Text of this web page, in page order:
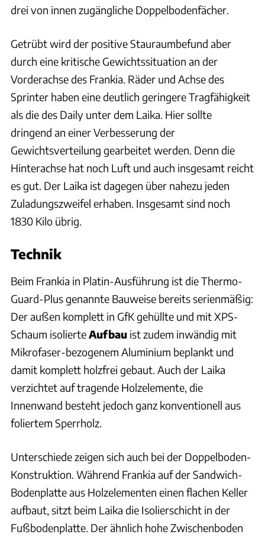
drei von innen zugängliche Doppelbodenfächer.
Getrübt wird der positive Stauraumbefund aber
durch eine kritische Gewichtssituation an der
Vorderachse des Frankia. Räder und Achse des
Sprinter haben eine deutlich geringere Tragfähigkeit
als die des Daily unter dem Laika. Hier sollte
dringend an einer Verbesserung der
Gewichtsverteilung gearbeitet werden. Denn die
Hinterachse hat noch Luft und auch insgesamt reicht
es gut. Der Laika ist dagegen über nahezu jeden
Zuladungszweifel erhaben. Insgesamt sind noch
1830 Kilo übrig.
Technik
Beim Frankia in Platin-Ausführung ist die Thermo-
Guard-Plus genannte Bauweise bereits serienmäßig:
Der außen komplett in GfK gehüllte und mit XPS-
Schaum isolierteAufbau ist zudem inwändig mit
Mikrofaser-bezogenem Aluminium beplankt und
damit komplett holzfrei gebaut. Auch der Laika
verzichtet auf tragende Holzelemente, die
Innenwand besteht jedoch ganz konventionell aus
foliertem Sperrholz.
Unterschiede zeigen sich auch bei der Doppelboden-
Konstruktion. Während Frankia auf der Sandwich-
Bodenplatte aus Holzelementen einen flachen Keller
aufbaut, sitzt beim Laika die Isolierschicht in der
Fußbodenplatte. Der ähnlich hohe Zwischenboden